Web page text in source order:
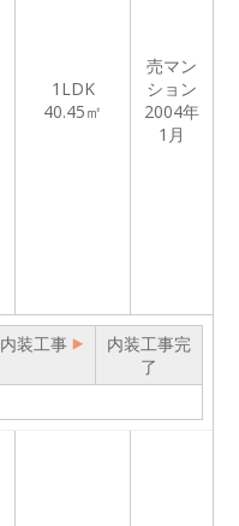
1LDK
40.45㎡
売マン
ション
2004年
1月
内装工事
内装工事完
了